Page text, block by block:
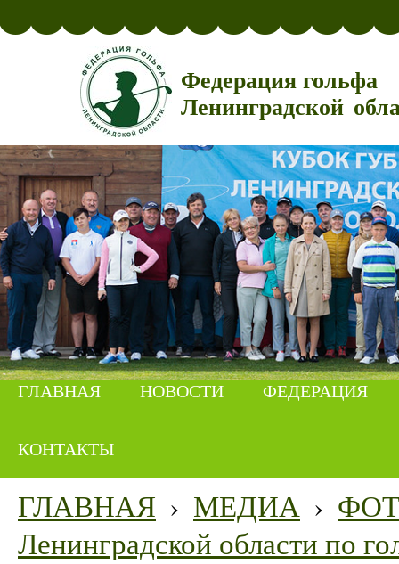
Федерация гольфа
Ленинградской
ГЛАВНАЯ НОВОСТИ ФЕДЕРАЦИЯ
КОНТАКТЫ
ГЛАВНАЯ › МЕДИА ›
Ленинградской области по